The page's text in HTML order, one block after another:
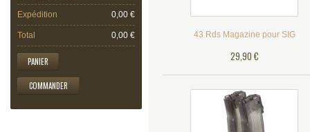
Expédition 0,00 €
Total 0,00 €
PANIER
COMMANDER
43 Rds Magazine pour SIG
29,90 €